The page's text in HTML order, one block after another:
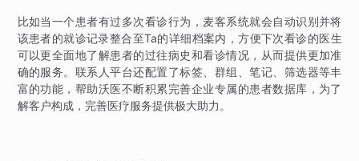
比如当一个患者有过多次看诊行为，麦客系统就会自动识别并将
该患者的就诊记录整合至Ta的详细档案内，方便下次看诊的医生
可以更全面地了解患者的过往病史和看诊情况，从而提供更加准
确的服务。联系人平台还配置了标签、群组、笔记、筛选器等丰
富的功能，帮助沃医不断积累完善企业专属的患者数据库，为了
解客户构成，完善医疗服务提供极大助力。